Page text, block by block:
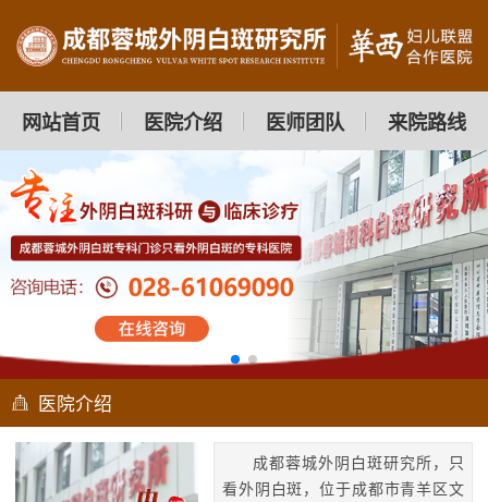
网站首页 医院介绍 医师团队 来院路线
医院介绍
成都蓉城外阴白斑研究所，只
看外阴白斑，位于成都市青羊区文